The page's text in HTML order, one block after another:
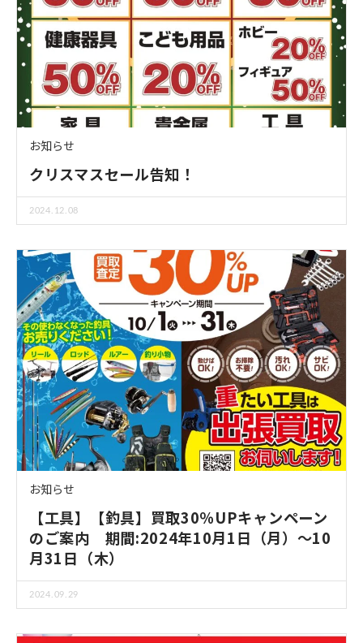
お知らせ
クリスマスセール告知！
2024.12.08
お知らせ
【工具】【釣具】買取30％UPキャンペーン
のご案内 期間:2024年10月1日（月）～10
月31日（木）
2024.09.29